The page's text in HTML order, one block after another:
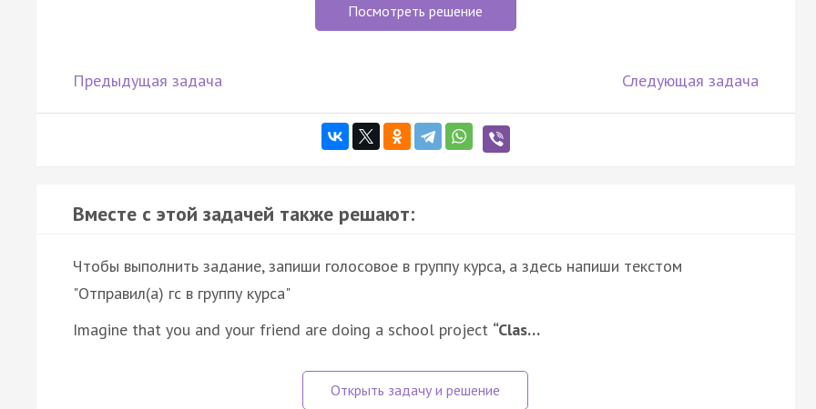
Посмотреть решение
Предыдущая задача Следующая задача
Вместе с этой задачей также решают:
Чтобы выполнить задание, запиши голосовое в группу курса, а здесь напиши текстом
"Отправил(а) гс в группу курса"
Imagine that you and your friend are doing a school project “Clas…